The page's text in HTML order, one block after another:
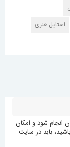
استایل هنری
انجام شود و امکان
باید در سایت